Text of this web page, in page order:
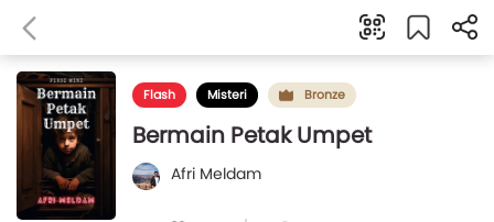
Flash Misteri Bronze
Bermain Petak Umpet
Afri Meldam